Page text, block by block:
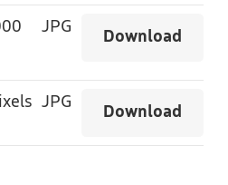
JPG
Download
JPG
Download